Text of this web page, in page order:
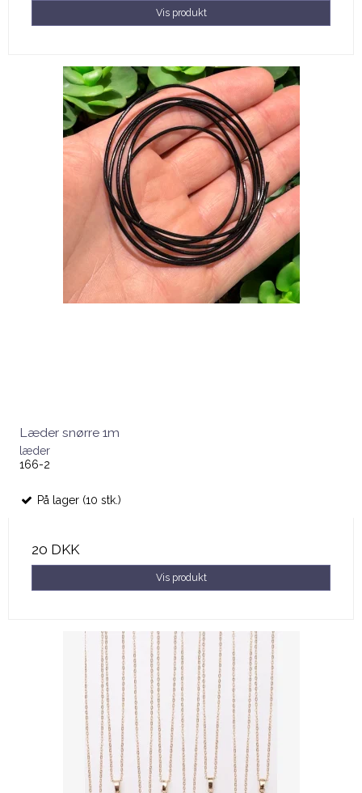
Vis produkt
Læder snørre 1m
læder
166-2
På lager (10 stk.)
20 DKK
Vis produkt